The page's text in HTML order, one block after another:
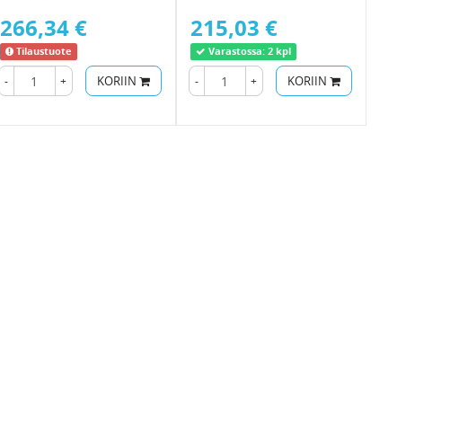
266,34 €
Tilaustuote
- + KORIIN
215,03 €
Varastossa: 2 kpl
- + KORIIN